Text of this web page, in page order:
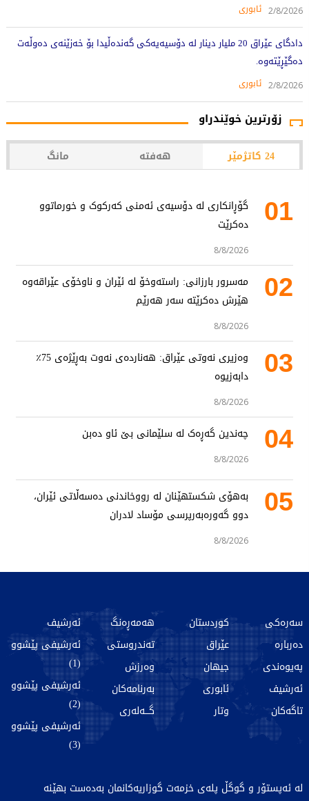
2/8/2026 ئابوری
دادگای عێراق 20 ملیار دینار لە دۆسیەیەکی گەندەڵیدا بۆ خەزێنەی دەوڵەت
دەگێڕێتەوە.
2/8/2026 ئابوری
زۆرترین خوێندراو
24 کاتژمێر هەفتە مانگ
01
گۆڕانکاری لە دۆسیەی ئەمنی کەرکوک و خورماتوو
دەکرێت
8/8/2026
02
مەسرور بارزانی: راستەوخۆ لە ئێران و ناوخۆی عێراقەوە
هێرش دەکرێتە سەر هەرێم
8/8/2026
03
وەزیری نەوتی عێراق: هەناردەی نەوت بەڕێژەی 75٪
دابەزیوە
8/8/2026
04 چەندین گەڕەک لە سلێمانی بێ ئاو دەبن
8/8/2026
05
بەهۆی شکستهێنان لە رووخاندنی دەسەڵاتی ئێران،
دوو گەورەبەرپرسی مۆساد لادران
8/8/2026
سەرەکی
دەربارە
پەیوەندی
ئەرشیف
تاگەکان
کوردستان
عێراق
جیهان
ئابوری
وتار
هەمەڕەنگ
تەندروستی
وەرزش
بەرنامەکان
گـــەلەری
ئەرشیف
ئەرشیفی پێشوو
(1)
ئەرشیفی پێشوو
(2)
ئەرشیفی پێشوو
(3)
لە ئەپستۆر و گوگڵ پلەی خزمەت گوزاریەکانمان بەدەست بهێنە